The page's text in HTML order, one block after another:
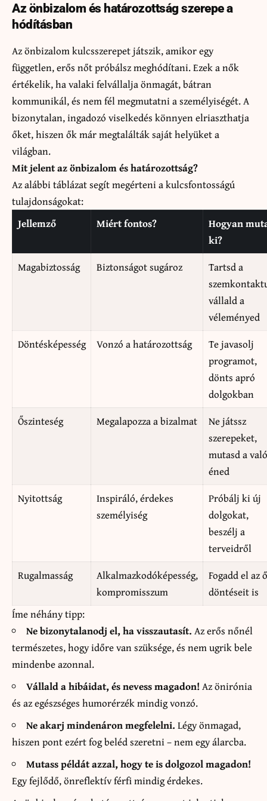
Az önbizalom és határozottság szerepe a
hódításban
Az önbizalom kulcsszerepet játszik, amikor egy
független, erős nőt próbálsz meghódítani. Ezek a nők
értékelik, ha valaki felvállalja önmagát, bátran
kommunikál, és nem fél megmutatni a személyiségét. A
bizonytalan, ingadozó viselkedés könnyen elriaszthatja
őket, hiszen ők már megtalálták saját helyüket a
világban.
Mit jelent az önbizalom és határozottság?
Az alábbi táblázat segít megérteni a kulcsfontosságú
tulajdonságokat:
Jellemző
Miért fontos?
Hogyan
ki?
Magabiztosság
Biztonságot sugároz
Tartsd a
vállald a
véleményed
Döntésképesség
Vonzó a határozottság
Te javasolj
programot,
dönts apró
dolgokban
Őszinteség
Megalapozza a bizalmat
Ne játssz
szerepeket,
mutasd a
éned
Nyitottság
Inspiráló, érdekes
személyiség
Próbálj ki új
dolgokat,
beszélj a
terveidről
Rugalmasság
Alkalmazkodóképesség,
kompromisszum
Fogadd el az ő
döntéseit is
Íme néhány tipp:
Ne bizonytalanodj el, ha visszautasít. Az erős nőnél
természetes, hogy időre van szüksége, és nem ugrik bele
mindenbe azonnal.
Vállald a hibáidat, és nevess magadon! Az önirónia
és az egészséges humorérzék mindig vonzó.
Ne akarj mindenáron megfelelni. Légy önmagad,
hiszen pont ezért fog beléd szeretni – nem egy álarcba.
Mutass példát azzal, hogy te is dolgozol magadon!
Egy fejlődő, önreflektív férfi mindig érdekes.